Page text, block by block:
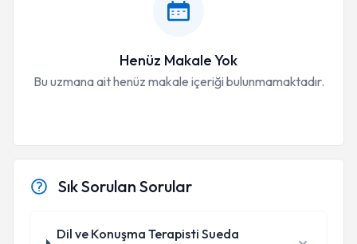
Henüz Makale Yok
Bu uzmana ait henüz makale içeriği bulunmamaktadır.
Sık Sorulan Sorular
Dil ve Konuşma Terapisti Sueda